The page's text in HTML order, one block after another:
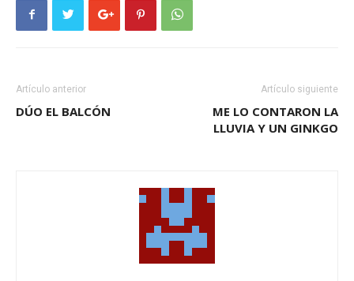
Artículo anterior
DÚO EL BALCÓN
Artículo siguiente
ME LO CONTARON LA
LLUVIA Y UN GINKGO